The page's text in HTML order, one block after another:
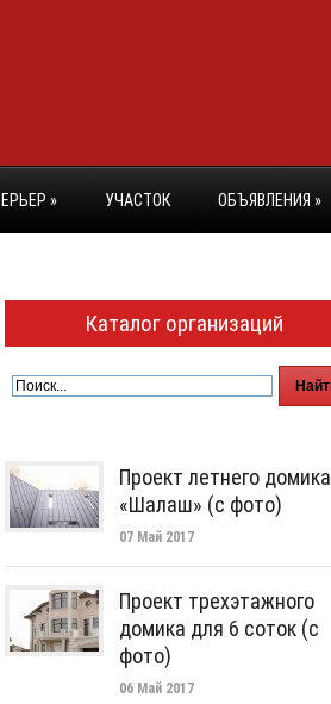
» УЧАСТОК ОБЪЯВЛЕНИЯ »
Каталог организаций
Проект летнего домика
«Шалаш» (с фото)
07 Май 2017
Проект трехэтажного
домика для 6 соток (с
фото)
06 Май 2017